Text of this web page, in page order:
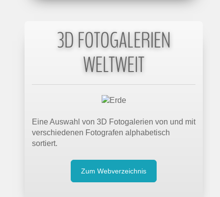
3D FOTOGALERIEN
WELTWEIT
Eine Auswahl von 3D Fotogalerien von und mit
verschiedenen Fotografen alphabetisch
sortiert.
Zum Webverzeichnis